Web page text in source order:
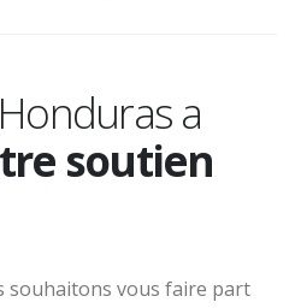
a
soutien
souhaitons vous faire part